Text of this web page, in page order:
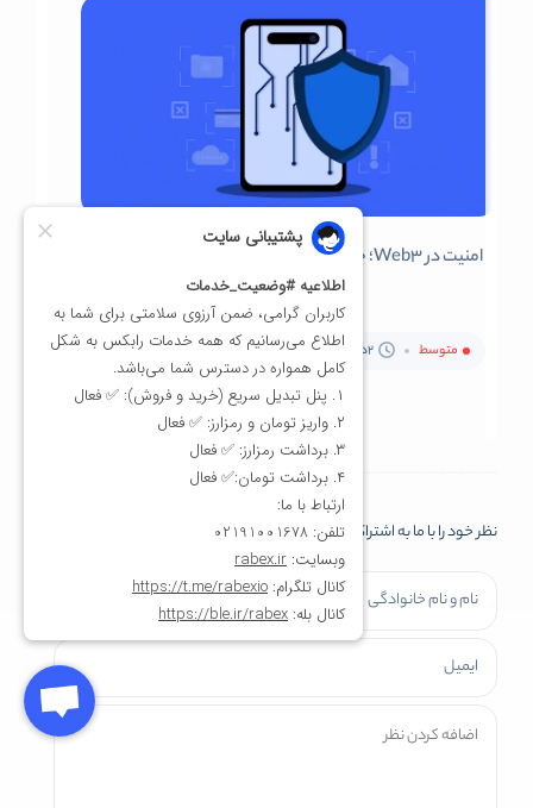
امنیت در Web3؛ چگونه جلوی هک ولت را بگیریم؟
متوسط 2دقیقه 01 اسفند 1404
نظر خود را با ما به اشتراک بگذارید